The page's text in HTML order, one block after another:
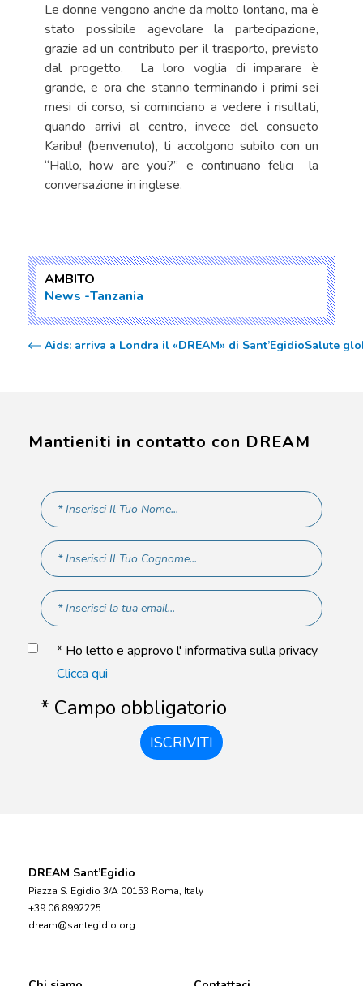
Le donne vengono anche da molto lontano, ma è
stato possibile agevolare la partecipazione,
grazie ad un contributo per il trasporto, previsto
dal progetto. La loro voglia di imparare è
grande, e ora che stanno terminando i primi sei
mesi di corso, si cominciano a vedere i risultati,
quando arrivi al centro, invece del consueto
Karibu! (benvenuto), ti accolgono subito con un
“Hallo, how are you?” e continuano felici la
conversazione in inglese.
AMBITO
News Tanzania
Aids: arriva a Londra il «DREAM» di Sant’EgidioSalute
Mantieniti in contatto con DREAM
* Ho letto e approvo l' informativa sulla privacy
Clicca qui
* Campo obbligatorio
ISCRIVITI
DREAM Sant’Egidio
Piazza S. Egidio 3/A 00153 Roma, Italy
+39 06 8992225
dream@santegidio.org